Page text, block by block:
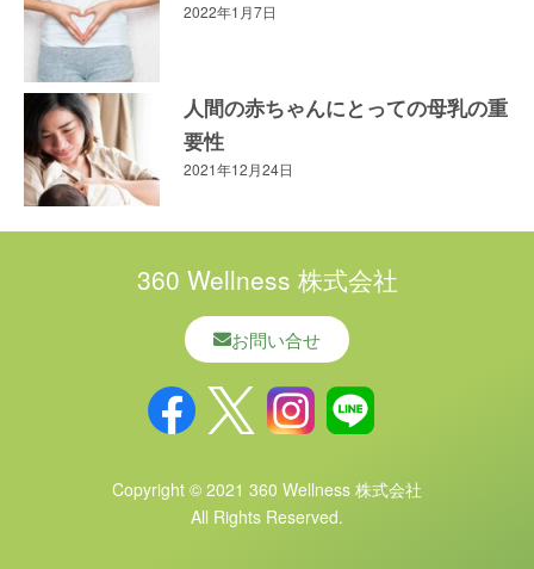
2022年1月7日
人間の赤ちゃんにとっての母乳の重
要性
2021年12月24日
360 Wellness 株式会社
お問い合せ
Copyright © 2021 360 Wellness 株式会社
All Rights Reserved.